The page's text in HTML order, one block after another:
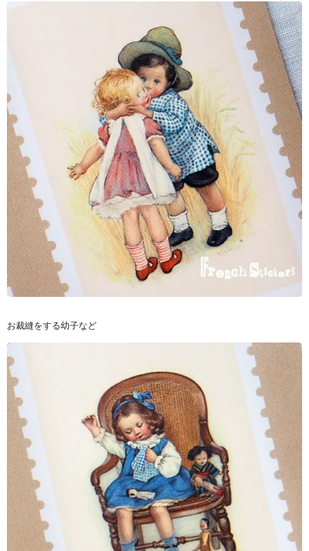
お裁縫をする幼子など